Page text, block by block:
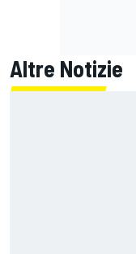
Altre Notizie